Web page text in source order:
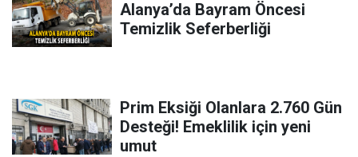
Alanya’da Bayram Öncesi
Temizlik Seferberliği
Prim Eksiği Olanlara 2.760 Gün
Desteği! Emeklilik için yeni
umut